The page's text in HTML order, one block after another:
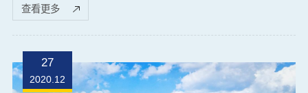
授、水生动物医学系副主任蔡佳副教授、熊文博士、赵力
强博士及全院研究生参加了论坛，论坛由杨奇慧教授主
报奖的研究生颁发了证书，随后进行了专题报告。蔡佳博
士做了题为 “Cell death and virus infection...
查看更多
27
2020.12